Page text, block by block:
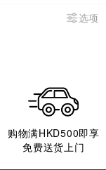
选项
购物满HKD500即享
免费送货上门